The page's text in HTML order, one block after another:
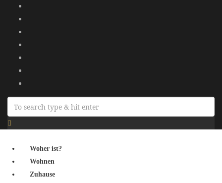
Woher ist?
Wohnen
Zuhause